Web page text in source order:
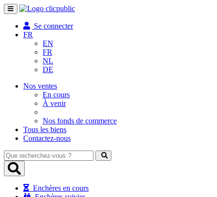
Toggle
navigation
Se connecter
FR
EN
FR
NL
DE
Nos ventes
En cours
À venir
Nos fonds de commerce
Tous les biens
Contactez-nous
Que
recherchez-
vous
Enchères en cours